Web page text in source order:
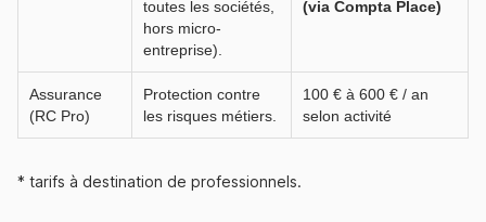
toutes les sociétés,
hors micro-
entreprise).
(via Compta Place)
Assurance
(RC Pro)
Protection contre
les risques métiers.
100 € à 600 € / an
selon activité
* tarifs à destination de professionnels.